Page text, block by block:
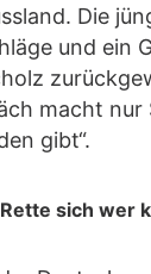
Die
und ein
macht nur
gibt“.
Rette sich wer